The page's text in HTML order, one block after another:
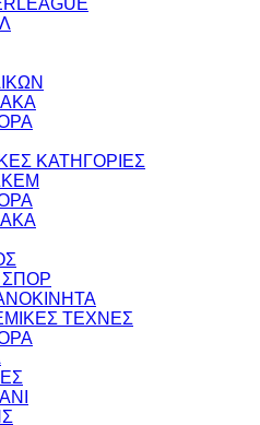
ΚΑΤΗΓΟΡΙΕΣ
ΣΠΟΡ
ΤΕΧΝΕΣ